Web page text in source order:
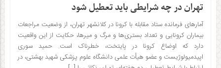
تهران در چه شرایطی باید تعطیل شود
آمارهای فرمانده ستاد مقابله با کرونا در کلانشهر تهران، از وضعیت مراجعات
بیماران کرونایی و تعداد بستری‌ها و مرگ و میرها، حکایت از این واقعیت
دارد که اوضاع کرونا در پایتخت، خطرناک است. حمید سوری
اپیدمیولوژیست و عضو هیأت علمی دانشگاه علوم پزشکی شهید بهشتی، در